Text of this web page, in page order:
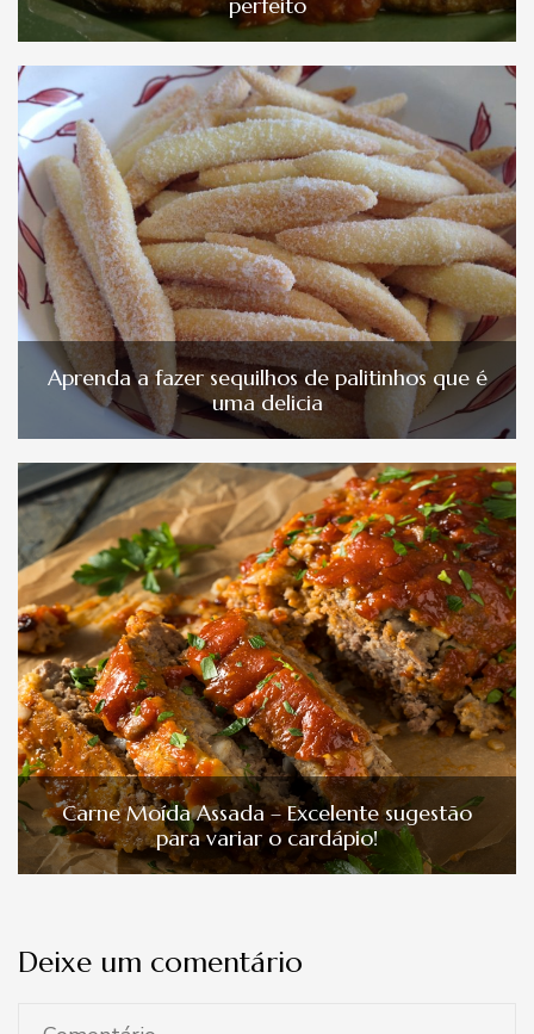
Aprenda a fazer sequilhos de palitinhos que é
uma delicia
Carne Moída Assada – Excelente sugestão
para variar o cardápio!
Deixe um comentário